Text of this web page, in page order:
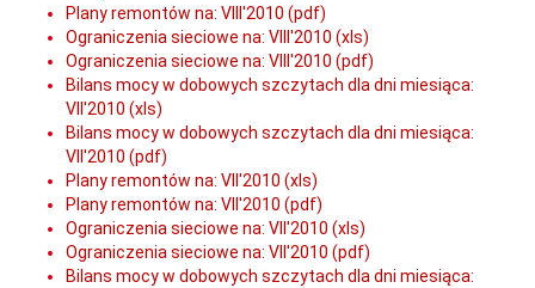
Plany remontów na: VIII'2010 (pdf)
Ograniczenia sieciowe na: VIII'2010 (xls)
Ograniczenia sieciowe na: VIII'2010 (pdf)
Bilans mocy w dobowych szczytach dla dni miesiąca:
VII'2010 (xls)
Bilans mocy w dobowych szczytach dla dni miesiąca:
VII'2010 (pdf)
Plany remontów na: VII'2010 (xls)
Plany remontów na: VII'2010 (pdf)
Ograniczenia sieciowe na: VII'2010 (xls)
Ograniczenia sieciowe na: VII'2010 (pdf)
Bilans mocy w dobowych szczytach dla dni miesiąca: